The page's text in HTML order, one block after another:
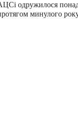
одружилося
минулого